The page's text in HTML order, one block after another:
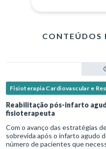
CONTEÚDOS
Fisioterapia Cardiovascular e
Reabilitação pós-infarto
fisioterapeuta
Com o avanço das estratégias
sobrevida após o infarto agudo
número de pacientes que